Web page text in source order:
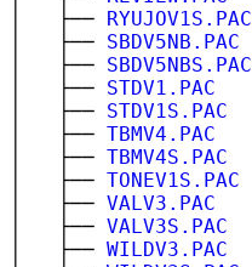
│ ├── RYUJOV1S.PAC
│ ├── SBDV5NB.PAC
│ ├── SBDV5NBS.PAC
│ ├── STDV1.PAC
│ ├── STDV1S.PAC
│ ├── TBMV4.PAC
│ ├── TBMV4S.PAC
│ ├── TONEV1S.PAC
│ ├── VALV3.PAC
│ ├── VALV3S.PAC
│ ├── WILDV3.PAC